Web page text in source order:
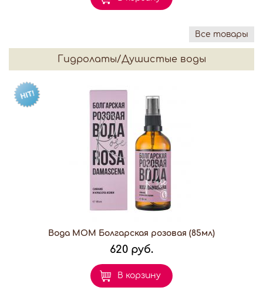
Все товары
Гидролаты/Душистые воды
Вода МОМ Болгарская розовая (85мл)
620 руб.
В корзину